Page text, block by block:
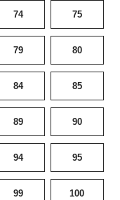
74 75
79 80
84 85
89 90
94 95
99 100